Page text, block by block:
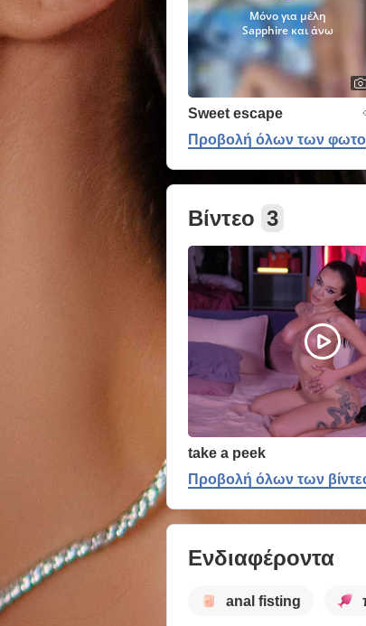
Μόνο για μέλη
Sapphire και άνω
Sweet escape
Προβολή όλων των φωτο
Βίντεο 3
take a peek
Προβολή όλων των
Ενδιαφέροντα
anal fisting